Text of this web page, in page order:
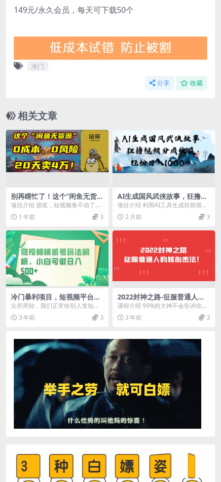
149元/永久会员，每天可下载50个
冷门
分享 收藏
相关文章
别再瞎忙了！这个“闲鱼无货
源”玩法，0成本、0风险，我2
0天卖4万！
项目介绍 朋友，短视频卷不动了？
我告诉你，一个被大卖家们忽略的
“蓝海”平台，我们...
1 年前 3
AI生成国风武侠故事，狂撸视
频分成收益，轻松日入1000
+！【可多平台分发】
项目介绍 利用AI工具生成目前很火
的武侠/玄幻类的视频，生成的视频
国风精美，原创...
2 月前 3
冷门暴利项目，短视频平台情
感短信，小白月入万元
众所周知，我们正常给别人发短
信，显示的是自己的真实号码，而
匿名短信显示的是虚拟号...
3 年前 3
2022封神之路-征服普通人的
核心密法，全面打通认知-价值
6977元
课程介绍 99%的大神不会告诉你的
核心真相听完后钱是你的人是你的
心是你的这辈子是...
3 年前 3